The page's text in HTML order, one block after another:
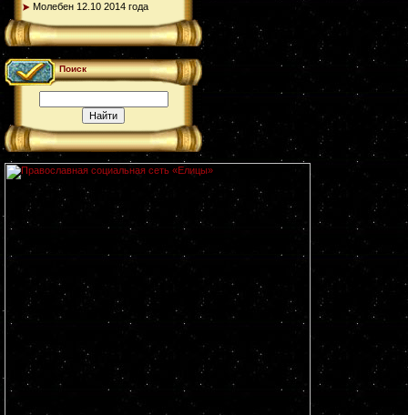
Молебен 12.10 2014 года
Поиск